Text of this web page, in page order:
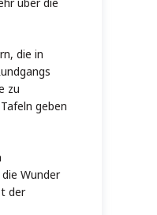
die in
zu
geben
Wunder
der